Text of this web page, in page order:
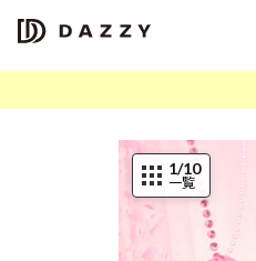
1/10
一覧